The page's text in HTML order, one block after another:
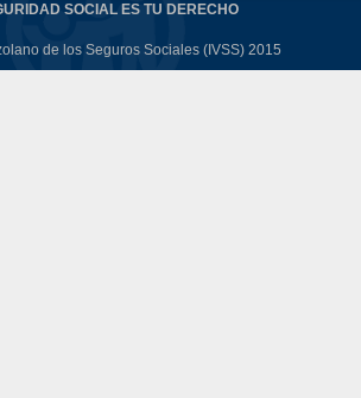
SOCIAL ES TU DERECHO
de los Seguros Sociales (IVSS) 2015